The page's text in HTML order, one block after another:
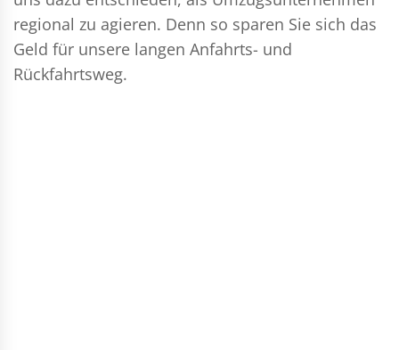
regional zu agieren. Denn so sparen Sie sich das
Geld für unsere langen Anfahrts- und
Rückfahrtsweg.